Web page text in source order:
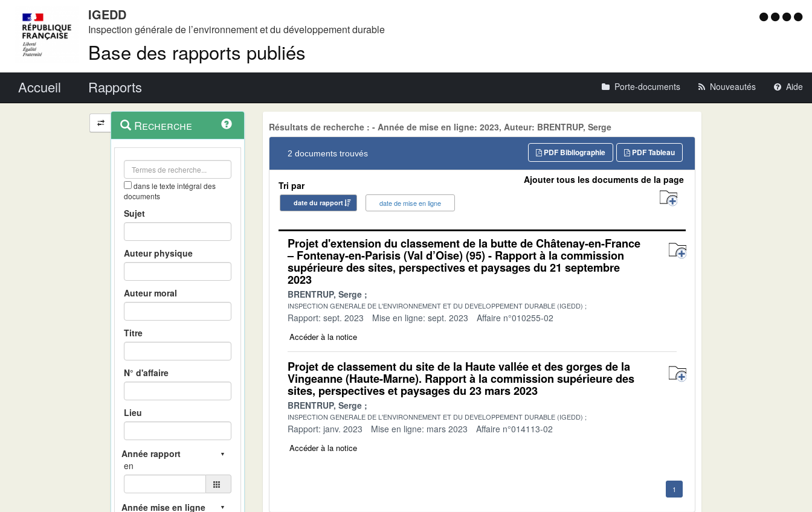
IGEDD
Inspection générale de l’environnement et du développement durable
Base des rapports publiés
Menu
Accueil Rapports Porte-documents Nouveautés Aide
Navigation
et
outils
contextuel
Recherche
dans le texte intégral des
documents
Sujet
Auteur physique
Auteur moral
Titre
N° d'affaire
Lieu
en
Résultats de recherche : - Année de mise en ligne: 2023, Auteur: BRENTRUP, Serge
2 documents trouvés PDF Tableau
PDF Bibliographie
Tri par
date du rapport date de mise en ligne
Ajouter tous les documents de la page
Projet d'extension du classement de la butte de Châtenay-en-France
– Fontenay-en-Parisis (Val d’Oise) (95) - Rapport à la commission
supérieure des sites, perspectives et paysages du 21 septembre
2023
BRENTRUP, Serge
INSPECTION GENERALE DE L'ENVIRONNEMENT ET DU DEVELOPPEMENT DURABLE (IGEDD)
Rapport: sept. 2023 Mise en ligne: sept. 2023 Affaire n°010255-02
Accéder à la notice
Projet de classement du site de la Haute vallée et des gorges de la
Vingeanne (Haute-Marne). Rapport à la commission supérieure des
sites, perspectives et paysages du 23 mars 2023
BRENTRUP, Serge
INSPECTION GENERALE DE L'ENVIRONNEMENT ET DU DEVELOPPEMENT DURABLE (IGEDD)
Rapport: janv. 2023 Mise en ligne: mars 2023 Affaire n°014113-02
Accéder à la notice
1